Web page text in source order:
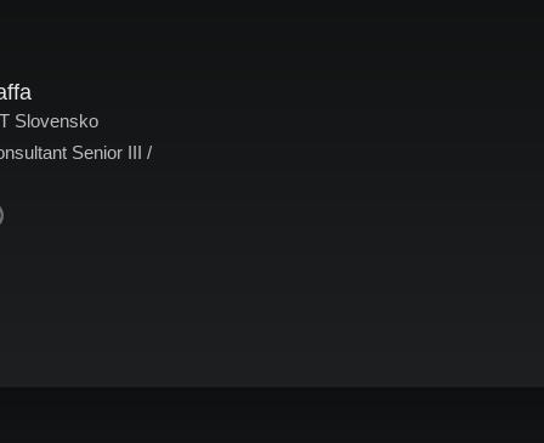
Slovensko
Senior III /